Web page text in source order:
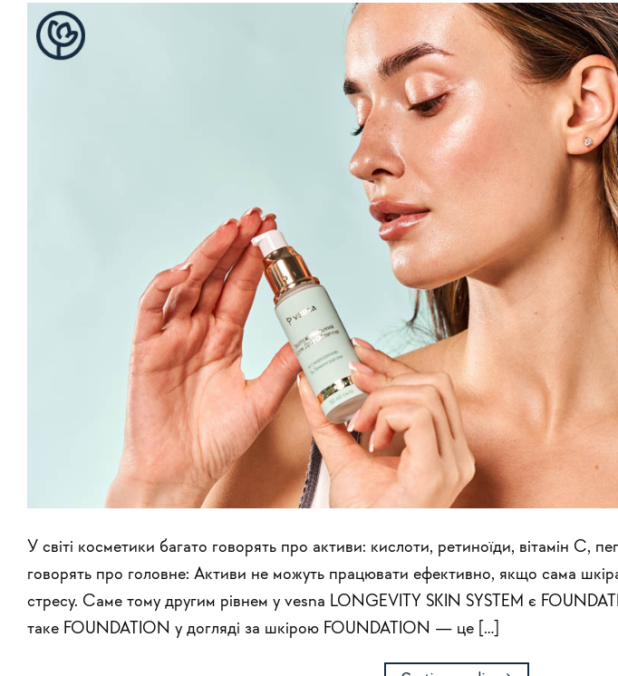
У світі косметики багато говорять про активи: кислоти, ретиноїди, вітамін C,
говорять про головне: Активи не можуть працювати ефективно, якщо сама
стресу. Саме тому другим рівнем у vesna LONGEVITY SKIN SYSTEM є
таке FOUNDATION у догляді за шкірою FOUNDATION — це […]